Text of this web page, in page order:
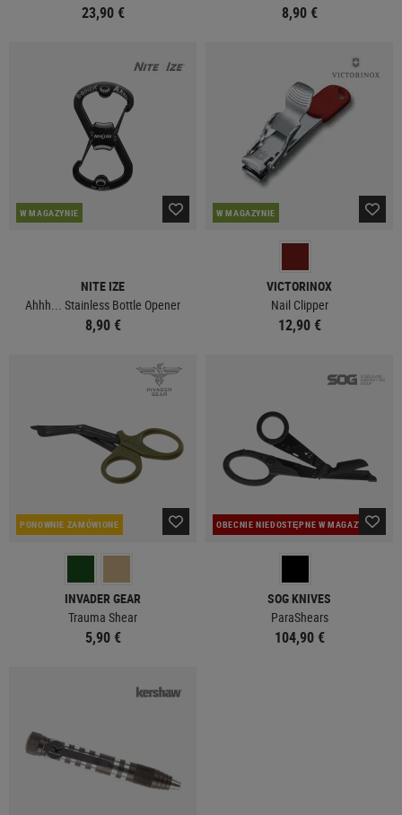
23,90 € 8,90 €
W MAGAZYNIE
NITE IZE
Ahhh... Stainless Bottle Opener
8,90 €
W MAGAZYNIE
VICTORINOX
Nail Clipper
12,90 €
PONOWNIE ZAMÓWIONE
INVADER GEAR
Trauma Shear
5,90 €
OBECNIE NIEDOSTĘPNE W MAGAZYNIE
SOG KNIVES
ParaShears
104,90 €